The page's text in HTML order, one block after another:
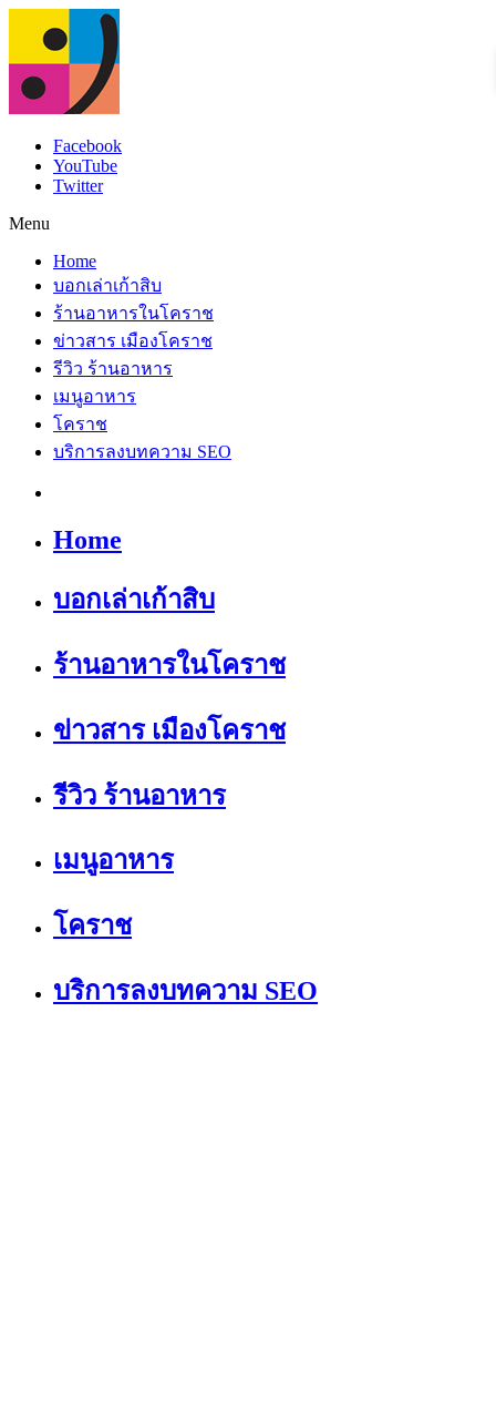
Facebook
YouTube
Twitter
Menu
Home
บอกเล่าเก้าสิบ
ร้านอาหารในโคราช
ข่าวสาร เมืองโคราช
รีวิว ร้านอาหาร
เมนูอาหาร
โคราช
บริการลงบทความ SEO
Home
บอกเล่าเก้าสิบ
ร้านอาหารในโคราช
ข่าวสาร เมืองโคราช
รีวิว ร้านอาหาร
เมนูอาหาร
โคราช
บริการลงบทความ SEO